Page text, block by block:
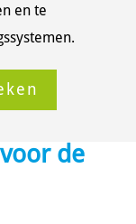
en te
de